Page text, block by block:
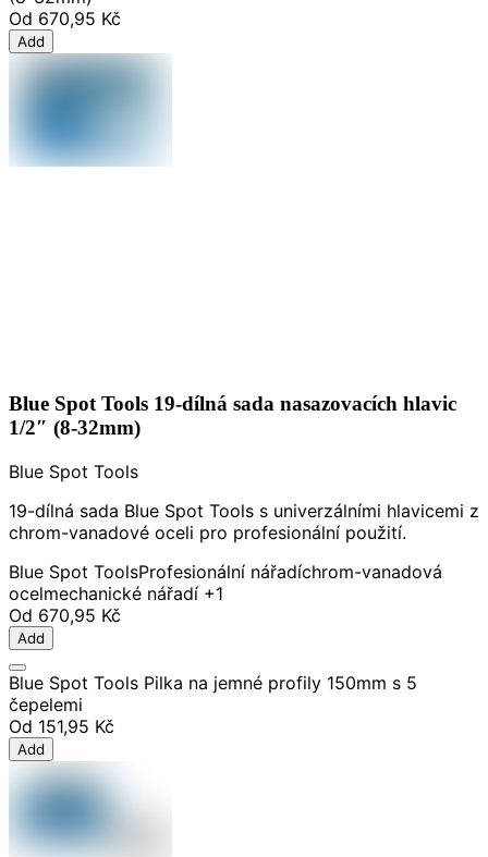
Od 670,95 Kč
Add
Blue Spot Tools 19-dílná sada nasazovacích hlavic
1/2″ (8-32mm)
Blue Spot Tools
19-dílná sada Blue Spot Tools s univerzálními hlavicemi z
chrom-vanadové oceli pro profesionální použití.
Blue Spot ToolsProfesionální nářadíchrom-vanadová
ocelmechanické nářadí +1
Od 670,95 Kč
Add
Blue Spot Tools Pilka na jemné profily 150mm s 5
čepelemi
Od 151,95 Kč
Add